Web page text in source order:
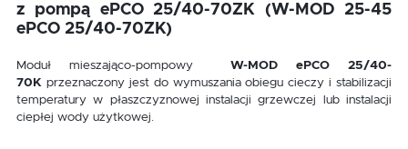
z pompą ePCO 25/40-70ZK (W-MOD 25-45
ePCO 25/40-70ZK)
Moduł mieszająco-pompowy
W-MOD ePCO 25/40-
70K przeznaczony jest do wymuszania obiegu cieczy i stabilizacji
temperatury w płaszczyznowej instalacji grzewczej lub instalacji
ciepłej wody użytkowej.